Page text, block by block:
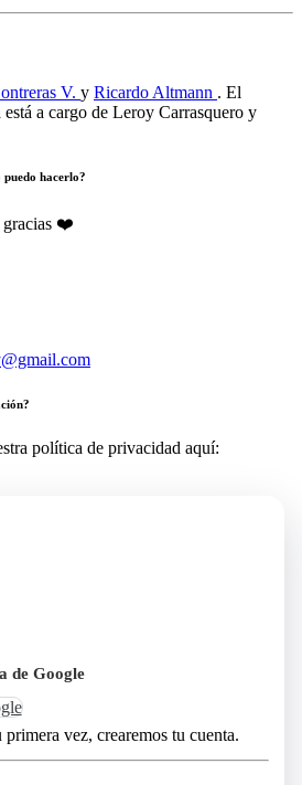
V. y Ricardo Altmann . El
a cargo de Leroy Carrasquero y
hacerlo?
gracias ❤️
política de privacidad aquí:
de Google
primera vez, crearemos tu cuenta.